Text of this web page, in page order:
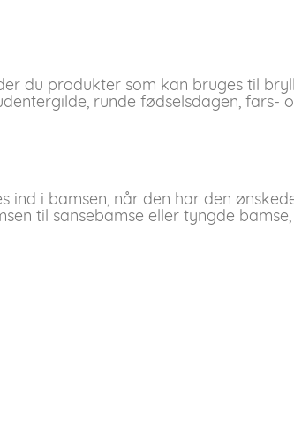
du produkter som kan bruges til
runde fødselsdagen, fars-
i bamsen, når den har den
til sansebamse eller tyngde